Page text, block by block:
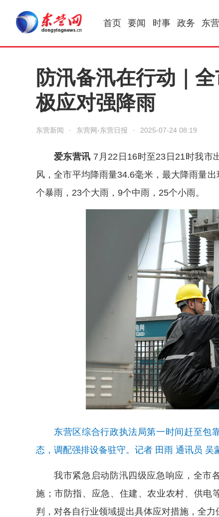
首页 要闻 时事 政务 东营
防汛备汛在行动｜
极应对强降雨
东营新闻 · 东营网-东营日报 · 2025-07-24 08:19
爱东营讯 7月22日16时至23日21时我市
风，全市平均降雨量34.6毫米，最大降雨量
个暴雨，23个大雨，9个中雨，25个小雨。
东营区综合行政执法局第一时间赶至包
态，调配强排设备驻守。记者 田雨 通讯员 吴
我市紧急启动防汛四级应急响应，全市
施；市防指、应急、住建、农业农村、供电
判，对各自行业领域提出具体应对措施，全力